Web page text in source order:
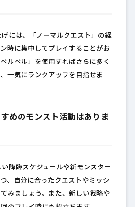
には、「ノーマルクエスト」の経
時に集中してプレイすることがお
ルベル」を使用すればさらに多く
一気にランクアップを目指せま
めのモンスト活動はありま
降臨スケジュールや新モンスター
、自分に合ったクエストやミッシ
みましょう。また、新しい戦略や